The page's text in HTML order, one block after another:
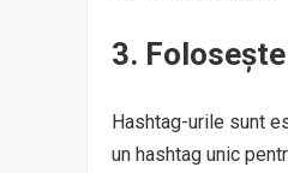
3.
Hashtag-urile sunt
un hashtag unic